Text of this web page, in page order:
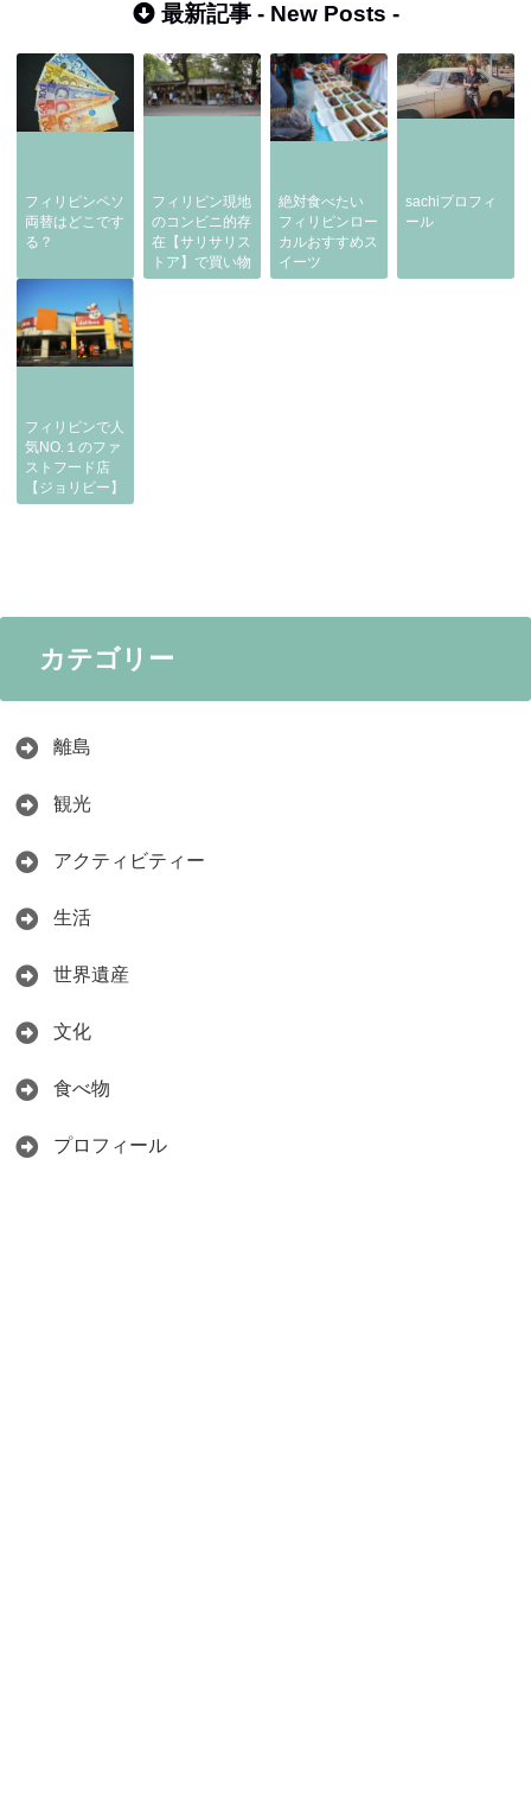
最新記事 - New Posts -
フィリピンペソ
両替はどこです
る？
フィリピン現地
のコンビニ的存
在【サリサリス
トア】で買い物
絶対食べたい
フィリピンロー
カルおすすめス
イーツ
sachiプロフィ
ール
フィリピンで人
気NO.１のファ
ストフード店
【ジョリビー】
カテゴリー
離島
観光
アクティビティー
生活
世界遺産
文化
食べ物
プロフィール